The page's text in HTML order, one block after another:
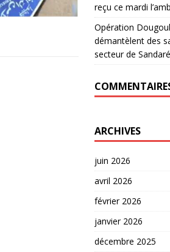
reçu ce mardi
Opération
démantèlent des
secteur de Sandaré
ARCHIVES
juin 2026
avril 2026
février 2026
janvier 2026
décembre 2025